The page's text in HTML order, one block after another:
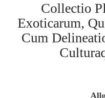
Collectio
Exoticarum,
Cum